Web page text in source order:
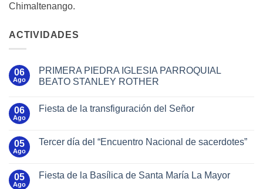
Chimaltenango.
ACTIVIDADES
06
Ago
PRIMERA PIEDRA IGLESIA PARROQUIAL
BEATO STANLEY ROTHER
06
Ago
Fiesta de la transfiguración del Señor
05
Ago
Tercer día del “Encuentro Nacional de sacerdotes”
05
Ago
Fiesta de la Basílica de Santa María La Mayor